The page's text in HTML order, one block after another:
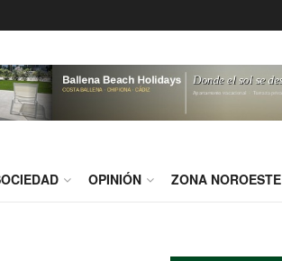
OPINIÓN ZONA NOROESTE